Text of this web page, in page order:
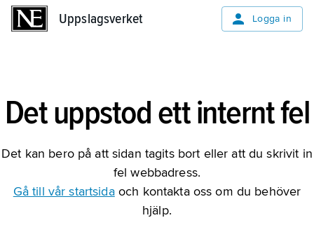
Uppslagsverket Logga in
Det uppstod ett internt fel
Det kan bero på att sidan tagits bort eller att du skrivit in
fel webbadress.
Gå till vår startsidaoch kontakta oss om du behöver
hjälp.